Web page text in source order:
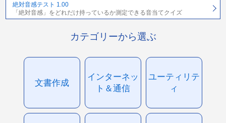
絶対音感テスト 1.00
「絶対音感」をどれだけ持っているか測定できる音当てクイズ
カテゴリーから選ぶ
文書作成
インターネッ
ト＆通信
ユーティリテ
ィ